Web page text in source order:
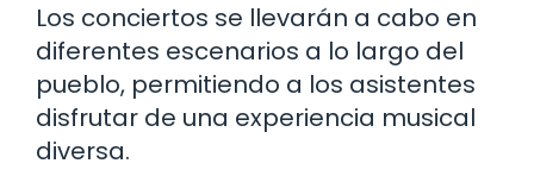
Los conciertos se llevarán a cabo en
diferentes escenarios a lo largo del
pueblo, permitiendo a los asistentes
disfrutar de una experiencia musical
diversa.